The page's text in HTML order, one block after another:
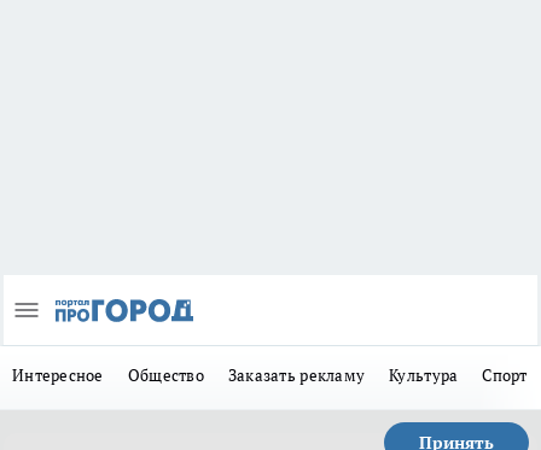
Интересное Общество Заказать рекламу Культура Спорт
Принять